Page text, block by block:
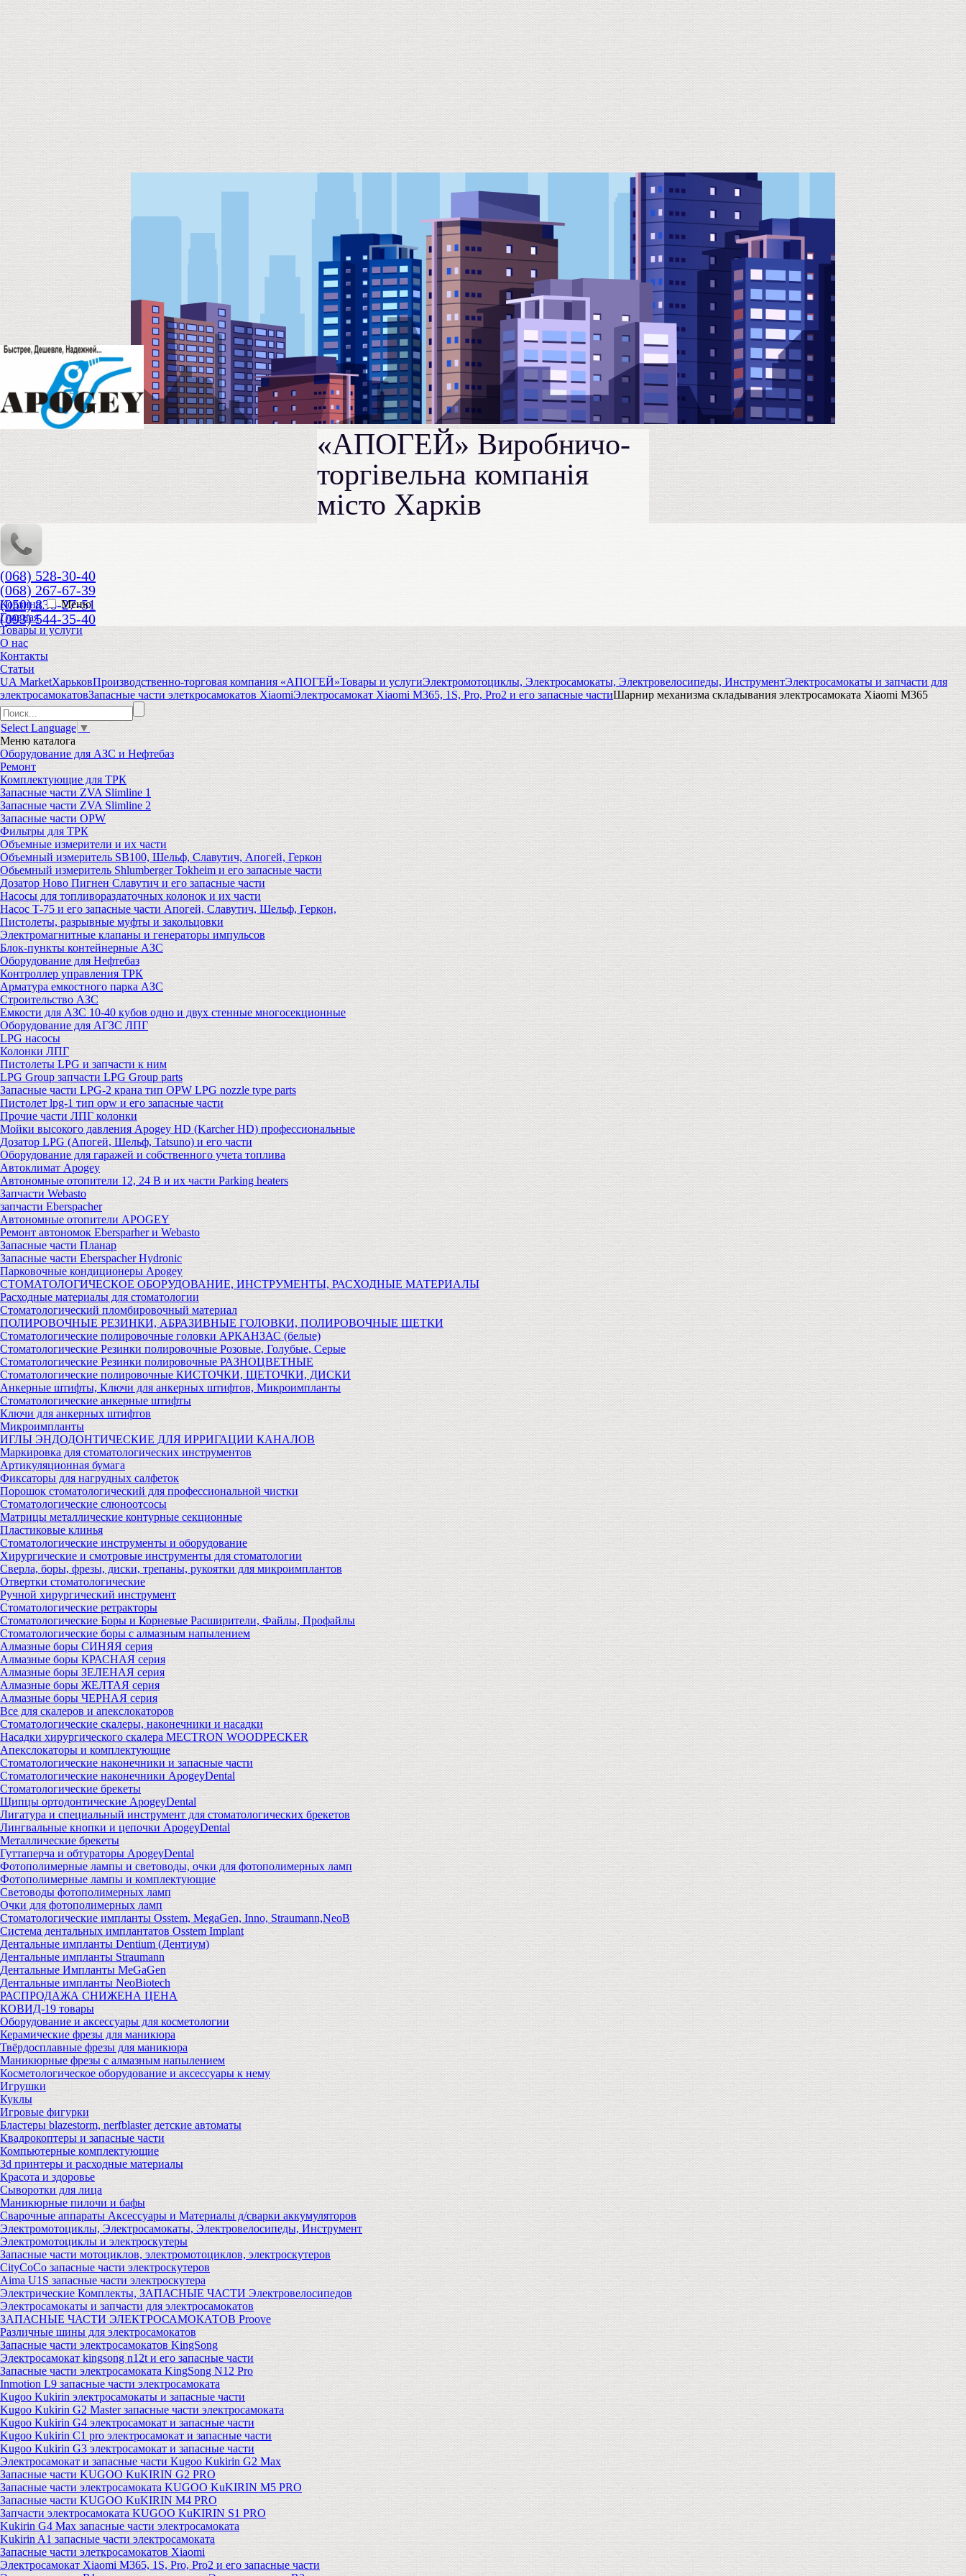
«АПОГЕЙ» Виробничо-
торгівельна компанія
місто Харків
(068) 528-30-40
(068) 267-67-39
(050) 836-27-51
(093) 544-35-40
Корзина
Меню
Главная
Товары и услуги
О нас
Контакты
Статьи
UA MarketХарьковПроизводственно-торговая компания «АПОГЕЙ»Товары и услугиЭлектромотоциклы, Электросамокаты, Электровелосипеды, ИнструментЭлектросамокаты и запчасти для
электросамокатовЗапасные части элеткросамокатов XiaomiЭлектросамокат Xiaomi M365, 1S, Pro, Pro2 и его запасные частиШарнир механизма складывания электросамоката Xiaomi M365
Select Language ▼
Меню каталога
Оборудование для АЗС и Нефтебаз
Ремонт
Комплектующие для ТРК
Запасные части ZVA Slimline 1
Запасные части ZVA Slimline 2
Запасные части OPW
Фильтры для ТРК
Объемные измерители и их части
Объемный измеритель SB100, Шельф, Славутич, Апогей, Геркон
Обьемный измеритель Shlumberger Tokheim и его запасные части
Дозатор Ново Пигнен Славутич и его запасные части
Насосы для топливораздаточных колонок и их части
Насос Т-75 и его запасные части Апогей, Славутич, Шельф, Геркон,
Пистолеты, разрывные муфты и закольцовки
Электромагнитные клапаны и генераторы импульсов
Блок-пункты контейнерные АЗС
Оборудование для Нефтебаз
Контроллер управления ТРК
Арматура емкостного парка АЗС
Строительство АЗС
Емкости для АЗС 10-40 кубов одно и двух стенные многосекционные
Оборудование для АГЗС ЛПГ
LPG насосы
Колонки ЛПГ
Пистолеты LPG и запчасти к ним
LPG Group запчасти LPG Group parts
Запасные части LPG-2 крана тип OPW LPG nozzle type parts
Пистолет lpg-1 тип opw и его запасные части
Прочие части ЛПГ колонки
Мойки высокого давления Apogey HD (Karcher HD) профессиональные
Дозатор LPG (Апогей, Шельф, Tatsuno) и его части
Оборудование для гаражей и собственного учета топлива
Автоклимат Apogey
Автономные отопители 12, 24 В и их части Parking heaters
Запчасти Webasto
запчасти Eberspacher
Автономные отопители APOGEY
Ремонт автономок Ebersparher и Webasto
Запасные части Планар
Запасные части Eberspacher Hydronic
Парковочные кондиционеры Apogey
СТОМАТОЛОГИЧЕСКОЕ ОБОРУДОВАНИЕ, ИНСТРУМЕНТЫ, РАСХОДНЫЕ МАТЕРИАЛЫ
Расходные материалы для стоматологии
Стоматологический пломбировочный материал
ПОЛИРОВОЧНЫЕ РЕЗИНКИ, АБРАЗИВНЫЕ ГОЛОВКИ, ПОЛИРОВОЧНЫЕ ЩЕТКИ
Стоматологические полировочные головки АРКАНЗАС (белые)
Стоматологические Резинки полировочные Розовые, Голубые, Серые
Стоматологические Резинки полировочные РАЗНОЦВЕТНЫЕ
Стоматологические полировочные КИСТОЧКИ, ЩЕТОЧКИ, ДИСКИ
Анкерные штифты, Ключи для анкерных штифтов, Микроимпланты
Стоматологические анкерные штифты
Ключи для анкерных штифтов
Микроимпланты
ИГЛЫ ЭНДОДОНТИЧЕСКИЕ ДЛЯ ИРРИГАЦИИ КАНАЛОВ
Маркировка для стоматологических инструментов
Артикуляционная бумага
Фиксаторы для нагрудных салфеток
Порошок стоматологический для профессиональной чистки
Стоматологические слюноотсосы
Матрицы металлические контурные секционные
Пластиковые клинья
Стоматологические инструменты и оборудование
Хирургические и смотровые инструменты для стоматологии
Сверла, боры, фрезы, диски, трепаны, рукоятки для микроимплантов
Отвертки стоматологические
Ручной хирургический инструмент
Стоматологические ретракторы
Стоматологические Боры и Корневые Расширители, Файлы, Профайлы
Стоматологические боры с алмазным напылением
Алмазные боры СИНЯЯ серия
Алмазные боры КРАСНАЯ серия
Алмазные боры ЗЕЛЕНАЯ серия
Алмазные боры ЖЕЛТАЯ серия
Алмазные боры ЧЕРНАЯ серия
Все для скалеров и апекслокаторов
Стоматологические скалеры, наконечники и насадки
Насадки хирургического скалера MECTRON WOODPECKER
Апекслокаторы и комплектующие
Стоматологические наконечники и запасные части
Стоматологические наконечники ApogeyDental
Стоматологические брекеты
Щипцы ортодонтические ApogeyDental
Лигатура и специальный инструмент для стоматологических брекетов
Лингвальные кнопки и цепочки ApogeyDental
Металлические брекеты
Гуттаперча и обтураторы ApogeyDental
Фотополимерные лампы и световоды, очки для фотополимерных ламп
Фотополимерные лампы и комплектующие
Световоды фотополимерных ламп
Очки для фотополимерных ламп
Стоматологические импланты Osstem, MegaGen, Inno, Straumann,NeoB
Система дентальных имплантатов Osstem Implant
Дентальные импланты Dentium (Дентиум)
Дентальные импланты Straumann
Дентальные Импланты MeGaGen
Дентальные импланты NeoBiotech
РАСПРОДАЖА СНИЖЕНА ЦЕНА
КОВИД-19 товары
Оборудование и аксессуары для косметологии
Керамические фрезы для маникюра
Твёрдосплавные фрезы для маникюра
Маникюрные фрезы с алмазным напылением
Косметологическое оборудование и аксессуары к нему
Игрушки
Куклы
Игровые фигурки
Бластеры blazestorm, nerfblaster детские автоматы
Квадрокоптеры и запасные части
Компьютерные комплектующие
3d принтеры и расходные материалы
Красота и здоровье
Сыворотки для лица
Маникюрные пилочи и бафы
Сварочные аппараты Аксессуары и Материалы д/сварки аккумуляторов
Электромотоциклы, Электросамокаты, Электровелосипеды, Инструмент
Электромотоциклы и электроскутеры
Запасные части мотоциклов, электромотоциклов, электроскутеров
CityCoCo запасные части электроскутеров
Aima U1S запасные части электроскутера
Электрические Комплекты, ЗАПАСНЫЕ ЧАСТИ Электровелосипедов
Электросамокаты и запчасти для электросамокатов
ЗАПАСНЫЕ ЧАСТИ ЭЛЕКТРОСАМОКАТОВ Proove
Различные шины для электросамокатов
Запасные части электросамокатов KingSong
Электросамокат kingsong n12t и его запасные части
Запасные части электросамоката KingSong N12 Pro
Inmotion L9 запасные части электросамоката
Kugoo Kukirin электросамокаты и запасные части
Kugoo Kukirin G2 Master запасные части электросамоката
Kugoo Kukirin G4 электросамокат и запасные части
Kugoo Kukirin C1 pro электросамокат и запасные части
Kugoo Kukirin G3 электросамокат и запасные части
Электросамокат и запасные части Kugoo Kukirin G2 Max
Запасные части KUGOO KuKIRIN G2 PRO
Запасные части электросамоката KUGOO KuKIRIN M5 PRO
Запасные части KUGOO KuKIRIN M4 PRO
Запчасти электросамоката KUGOO KuKIRIN S1 PRO
Kukirin G4 Max запасные части электросамоката
Kukirin A1 запасные части электросамоката
Запасные части элеткросамокатов Xiaomi
Электросамокат Xiaomi M365, 1S, Pro, Pro2 и его запасные части